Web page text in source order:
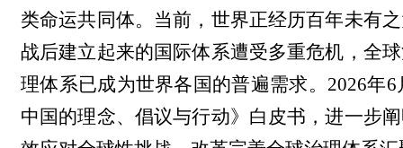
类命运共同体。当前，世界正经历百年未有
战后建立起来的国际体系遭受多重危机，全
理体系已成为世界各国的普遍需求。2026年
中国的理念、倡议与行动》白皮书，进一步